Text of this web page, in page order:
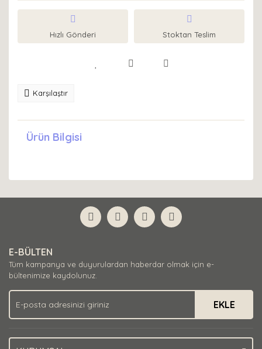
Hızlı Gönderi Stoktan Teslim
Karşılaştır
Ürün Bilgisi
E-BÜLTEN
Tüm kampanya ve duyurulardan haberdar olmak için e-
bültenimize kaydolunuz.
EKLE